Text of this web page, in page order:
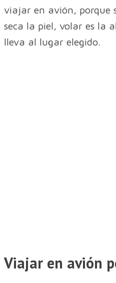
viajar en avión, porque
seca la piel, volar es la
lleva al lugar elegido.
Viajar en avión